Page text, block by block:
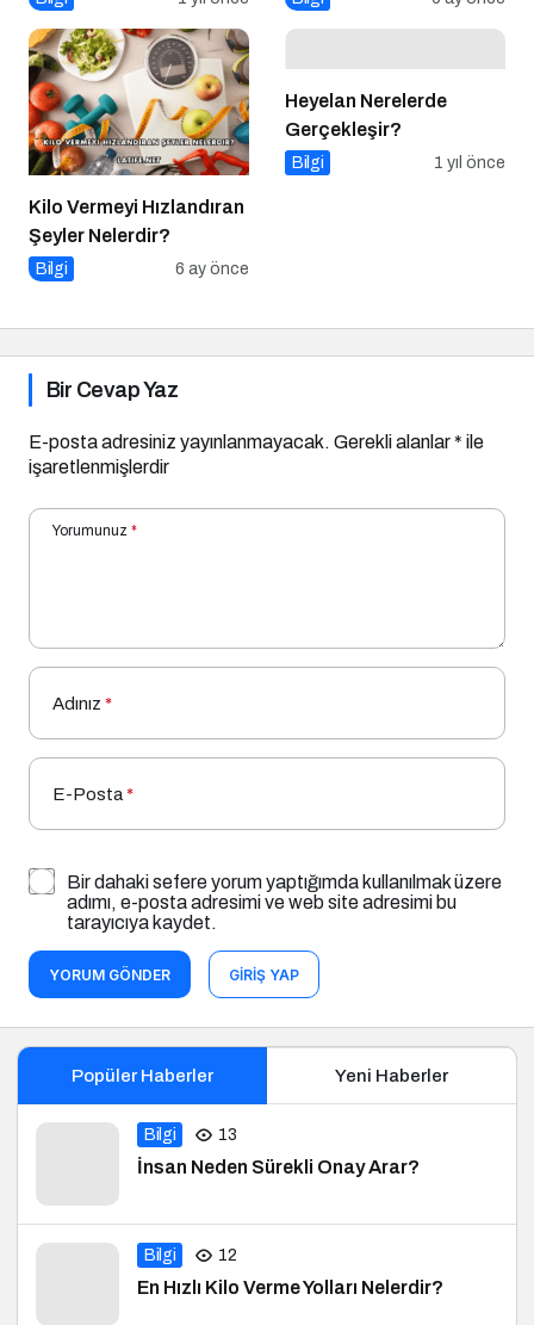
Kilo Vermeyi Hızlandıran
Şeyler Nelerdir?
Bilgi 6 ay önce
Heyelan Nerelerde
Gerçekleşir?
Bilgi 1 yıl önce
Bir Cevap Yaz
E-posta adresiniz yayınlanmayacak. Gerekli alanlar* ile
işaretlenmişlerdir
Yorumunuz *
Adınız *
E-Posta*
Bir dahaki sefere yorum yaptığımda kullanılmak üzere
adımı, e-posta adresimi ve web site adresimi bu
tarayıcıya kaydet.
YORUM GÖNDER GIRIŞ YAP
Popüler Haberler Yeni Haberler
Bilgi 13
İnsan Neden Sürekli Onay Arar?
Bilgi 12
En Hızlı Kilo Verme Yolları Nelerdir?